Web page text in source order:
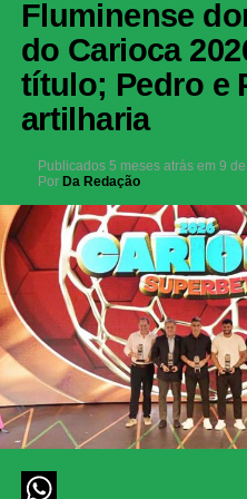
Fluminense
do Carioca
título; Pedro e
artilharia
Publicados 5 meses atrás em 9
Por Da Redação